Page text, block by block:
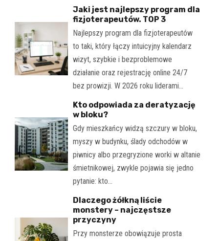
Jaki jest najlepszy program dla
fizjoterapeutów. TOP 3
Najlepszy program dla fizjoterapeutów
to taki, który łączy intuicyjny kalendarz
wizyt, szybkie i bezproblemowe
działanie oraz rejestrację online 24/7
bez prowizji. W 2026 roku liderami…
Kto odpowiada za deratyzację
w bloku?
Gdy mieszkańcy widzą szczury w bloku,
myszy w budynku, ślady odchodów w
piwnicy albo przegryzione worki w altanie
śmietnikowej, zwykle pojawia się jedno
pytanie: kto…
Dlaczego żółkną liście
monstery – najczęstsze
przyczyny
Przy monsterze obowiązuje prosta